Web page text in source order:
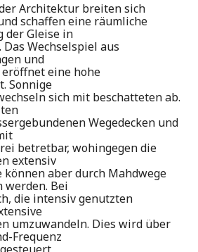
Architektur breiten sich
schaffen eine räumliche
der Gleise in
Wechselspiel aus
und
eine hohe
Sonnige
sich mit beschatteten ab.
Wegedecken und
betretbar, wohingegen die
extensiv
können aber durch Mahdwege
werden. Bei
die intensiv genutzten
umzuwandeln. Dies wird über
Frequenz